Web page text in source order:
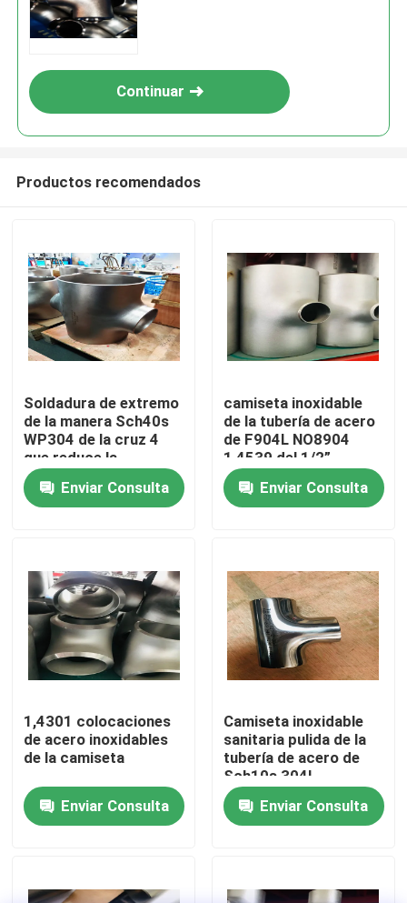
Productos
Sobre nosotros
Control de calidad
Company News
Colocaciones inoxidables de la tubería de acero
reborde inoxidable de la tubería de acero
camiseta inoxidable de la tubería de acero
Continuar
Productos recomendados
Soldadura de extremo
de la manera Sch40s
WP304 de la cruz 4
que reduce la
camiseta
Enviar Consulta
camiseta inoxidable
de la tubería de acero
de F904L NO8904
1,4539 del 1/2”
Enviar Consulta
1,4301 colocaciones
de acero inoxidables
de la camiseta
Enviar Consulta
Camiseta inoxidable
sanitaria pulida de la
tubería de acero de
Sch10s 304L
Enviar Consulta